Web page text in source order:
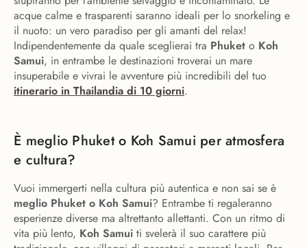
acque calme e trasparenti saranno ideali per lo snorkeling e
il nuoto: un vero paradiso per gli amanti del relax!
Indipendentemente da quale sceglierai tra Phuket o Koh
Samui, in entrambe le destinazioni troverai un mare
insuperabile e vivrai le avventure più incredibili del tuo
itinerario in Thailandia di 10 giorni.
È meglio Phuket o Koh Samui per atmosfera
e cultura?
Vuoi immergerti nella cultura più autentica e non sai se è
meglio Phuket o Koh Samui? Entrambe ti regaleranno
esperienze diverse ma altrettanto allettanti. Con un ritmo di
vita più lento, Koh Samui ti svelerà il suo carattere più